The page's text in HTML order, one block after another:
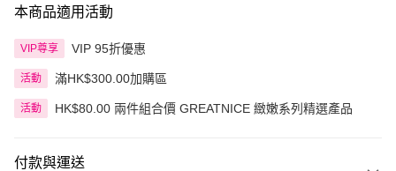
本商品適用活動
VIP尊享 VIP 95折優惠
活動 滿HK$300.00加購區
活動 HK$80.00 兩件組合價 GREATNICE 緻嫩系列精選產品
付款與運送